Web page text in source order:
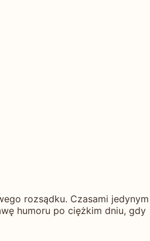
rozsądku. Czasami jedynym
humoru po ciężkim dniu, gdy